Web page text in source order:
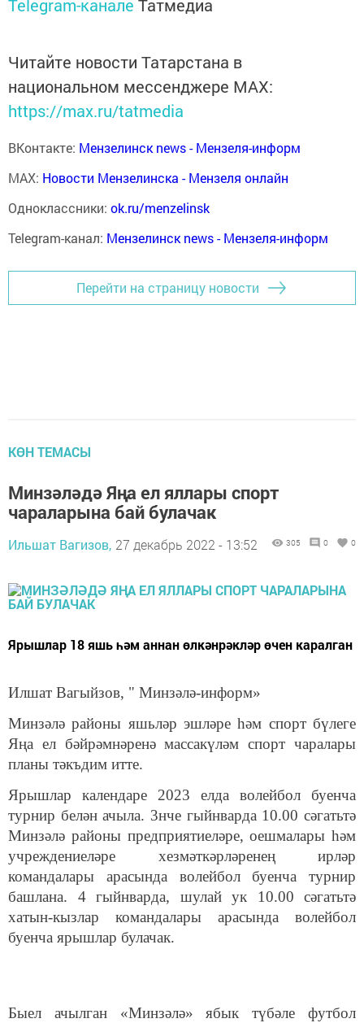
Telegram-канале Татмедиа
Читайте новости Татарстана в
национальном мессенджере MАХ:
https://max.ru/tatmedia
ВКонтакте: Мензелинск news - Мензеля-информ
MAX: Новости Мензелинска - Мензеля онлайн
Одноклассники: ok.ru/menzelinsk
Telegram-канал: Мензелинск news - Мензеля-информ
Перейти на страницу новости
КӨН ТЕМАСЫ
Минзәләдә Яңа ел яллары спорт
чараларына бай булачак
Ильшат Вагизов, 27 декабрь 2022 - 13:52 305 0 0
Ярышлар 18 яшь һәм аннан өлкәнрәкләр өчен каралган
Илшат Вагыйзов, " Минзәлә-информ»
Минзәлә районы яшьләр эшләре һәм спорт бүлеге
Яңа ел бәйрәмнәренә массакүләм спорт чаралары
планы тәкъдим итте.
Ярышлар календаре 2023 елда волейбол буенча
турнир белән ачыла. 3нче гыйнварда 10.00 сәгатьтә
Минзәлә районы предприятиеләре, оешмалары һәм
учреждениеләре хезмәткәрләренең ирләр
командалары арасында волейбол буенча турнир
башлана. 4 гыйнварда, шулай ук 10.00 сәгатьтә
хатын-кызлар командалары арасында волейбол
буенча ярышлар булачак.
Быел ачылган «Минзәлә» ябык түбәле футбол